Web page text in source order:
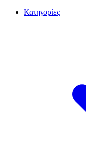
Κατηγορίες